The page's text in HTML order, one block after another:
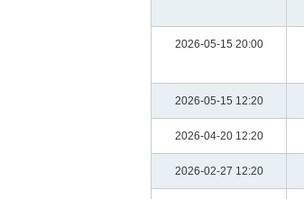
2026-05-15 20:00
2026-05-15 12:20
2026-04-20 12:20
2026-02-27 12:20